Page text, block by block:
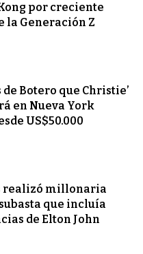
por creciente
la Generación Z
de Botero que Christie’
en Nueva York
US$50.000
realizó millonaria
que incluía
de Elton John